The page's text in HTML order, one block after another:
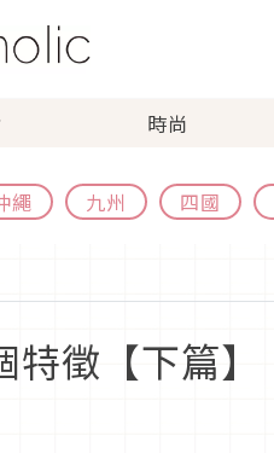
時尚
繩 九州 四國
徵【下篇】